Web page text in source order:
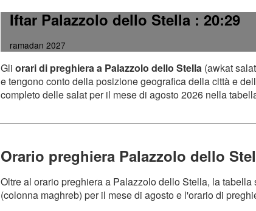
Iftar Palazzolo dello Stella: 20:29
ramadan 2027
Gli orari di preghiera a Palazzolo dello Stella (awkat
e tengono conto della posizione geografica della città e
completo delle salat per il mese di agosto 2026 nella
Orario preghiera Palazzolo dello
Oltre al orario preghiera a Palazzolo dello Stella, la
(colonna maghreb) per il mese di agosto e l'orario di